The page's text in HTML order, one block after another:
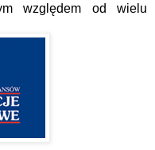
względem od wielu